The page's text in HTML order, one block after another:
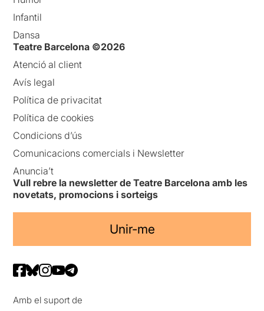
Infantil
Dansa
Teatre Barcelona ©2026
Atenció al client
Avís legal
Política de privacitat
Política de cookies
Condicions d’ús
Comunicacions comercials i Newsletter
Anuncia’t
Vull rebre la newsletter de Teatre Barcelona amb les
novetats, promocions i sorteigs
Unir-me
Amb el suport de